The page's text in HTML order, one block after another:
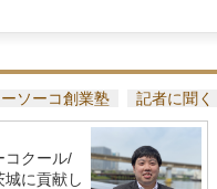
ソーコ創業塾 記者に聞く
コクール/
に貢献し